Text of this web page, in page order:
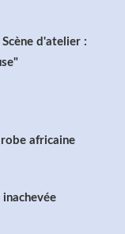
d'atelier :
africaine